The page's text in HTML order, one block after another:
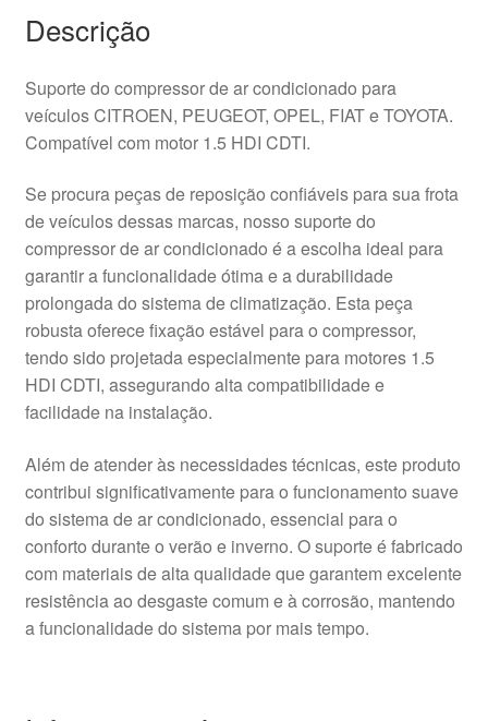
Descrição
Suporte do compressor de ar condicionado para
veículos CITROEN, PEUGEOT, OPEL, FIAT e TOYOTA.
Compatível com motor 1.5 HDI CDTI.
Se procura peças de reposição confiáveis para sua frota
de veículos dessas marcas, nosso suporte do
compressor de ar condicionado é a escolha ideal para
garantir a funcionalidade ótima e a durabilidade
prolongada do sistema de climatização. Esta peça
robusta oferece fixação estável para o compressor,
tendo sido projetada especialmente para motores 1.5
HDI CDTI, assegurando alta compatibilidade e
facilidade na instalação.
Além de atender às necessidades técnicas, este produto
contribui significativamente para o funcionamento suave
do sistema de ar condicionado, essencial para o
conforto durante o verão e inverno. O suporte é fabricado
com materiais de alta qualidade que garantem excelente
resistência ao desgaste comum e à corrosão, mantendo
a funcionalidade do sistema por mais tempo.